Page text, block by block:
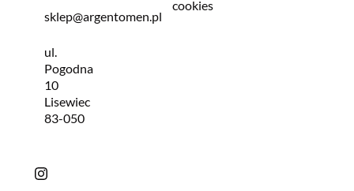
sklep@argentomen.pl
ul.
Pogodna
10
Lisewiec
83-050
cookies